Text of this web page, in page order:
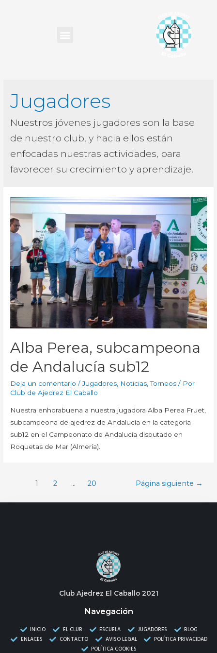
Jugadores
Nuestros jóvenes jugadores son la base
de nuestro club, y hacia ellos están
enfocadas nuestras actividades, para
favorecer su crecimiento y aprendizaje.
Alba Perea, subcampeona
de Andalucía sub12
Deja un comentario /Jugadores, Noticias,Torneos / Por
Club de Ajedrez El Caballo
Nuestra enhorabuena a nuestra jugadora Alba Perea Fruet,
subcampeona de ajedrez de Andalucía en la categoría
sub12 en el Campeonato de Andalucía disputado en
Roquetas de Mar (Almería).
1 2 … 20 Página siguiente →
Club Ajedrez El Caballo 2021
Navegación
INICIO EL CLUB ESCUELA JUGADORES
BLOG
ENLACES
CONTACTO AVISO LEGAL
POLÍTICA PRIVACIDAD
POLÍTICA COOKIES